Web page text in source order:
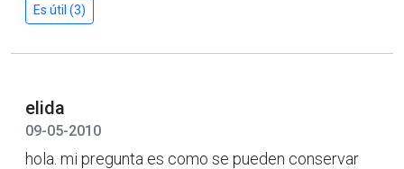
Es útil (3)
elida
09-05-2010
hola. mi pregunta es como se pueden conservar